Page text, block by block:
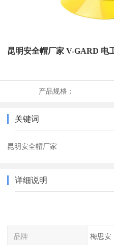
昆明安全帽厂家 V-GARD 电
产品规格：
关键词
昆明安全帽厂家
详细说明
品牌 梅思安